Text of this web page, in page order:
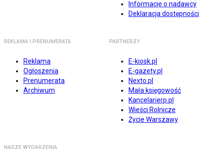
Informacje o nadawcy
Deklaracja dostępności
REKLAMA I PRENUMERATA
Reklama
Ogłoszenia
Prenumerata
Archiwum
PARTNERZY
E-kiosk.pl
E-gazety.pl
Nexto.pl
Mała księgowość
Kancelarierp.pl
Wieści Rolnicze
Życie Warszawy
NASZE WYDARZENIA